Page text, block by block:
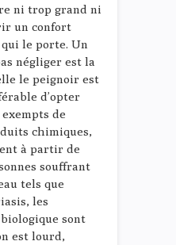
ni trop grand ni
un confort
le porte. Un
négliger est la
le peignoir est
d’opter
de
chimiques,
à partir de
souffrant
tels que
les
sont
est lourd,